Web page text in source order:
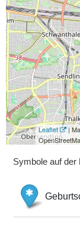
Leaflet
|
Symbole auf der